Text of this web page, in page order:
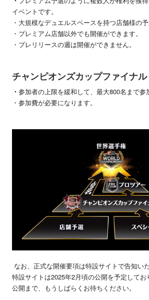
イベントです。
・大規模なデュエルスペースを持つ店舗様の予
・プレミアム店舗以外でも開催ができます。
・プレリリースの週は開催ができません。
チャンピオンズカップファイナル
・ 参加者の上限を緩和して、最大800名まで参
・参加費が必要になります。
なお、正式な開催要項は特設サイトで告知いた
特設サイトは2025年2月頃の公開を予定してお
公開まで、もうしばらくお待ちください。